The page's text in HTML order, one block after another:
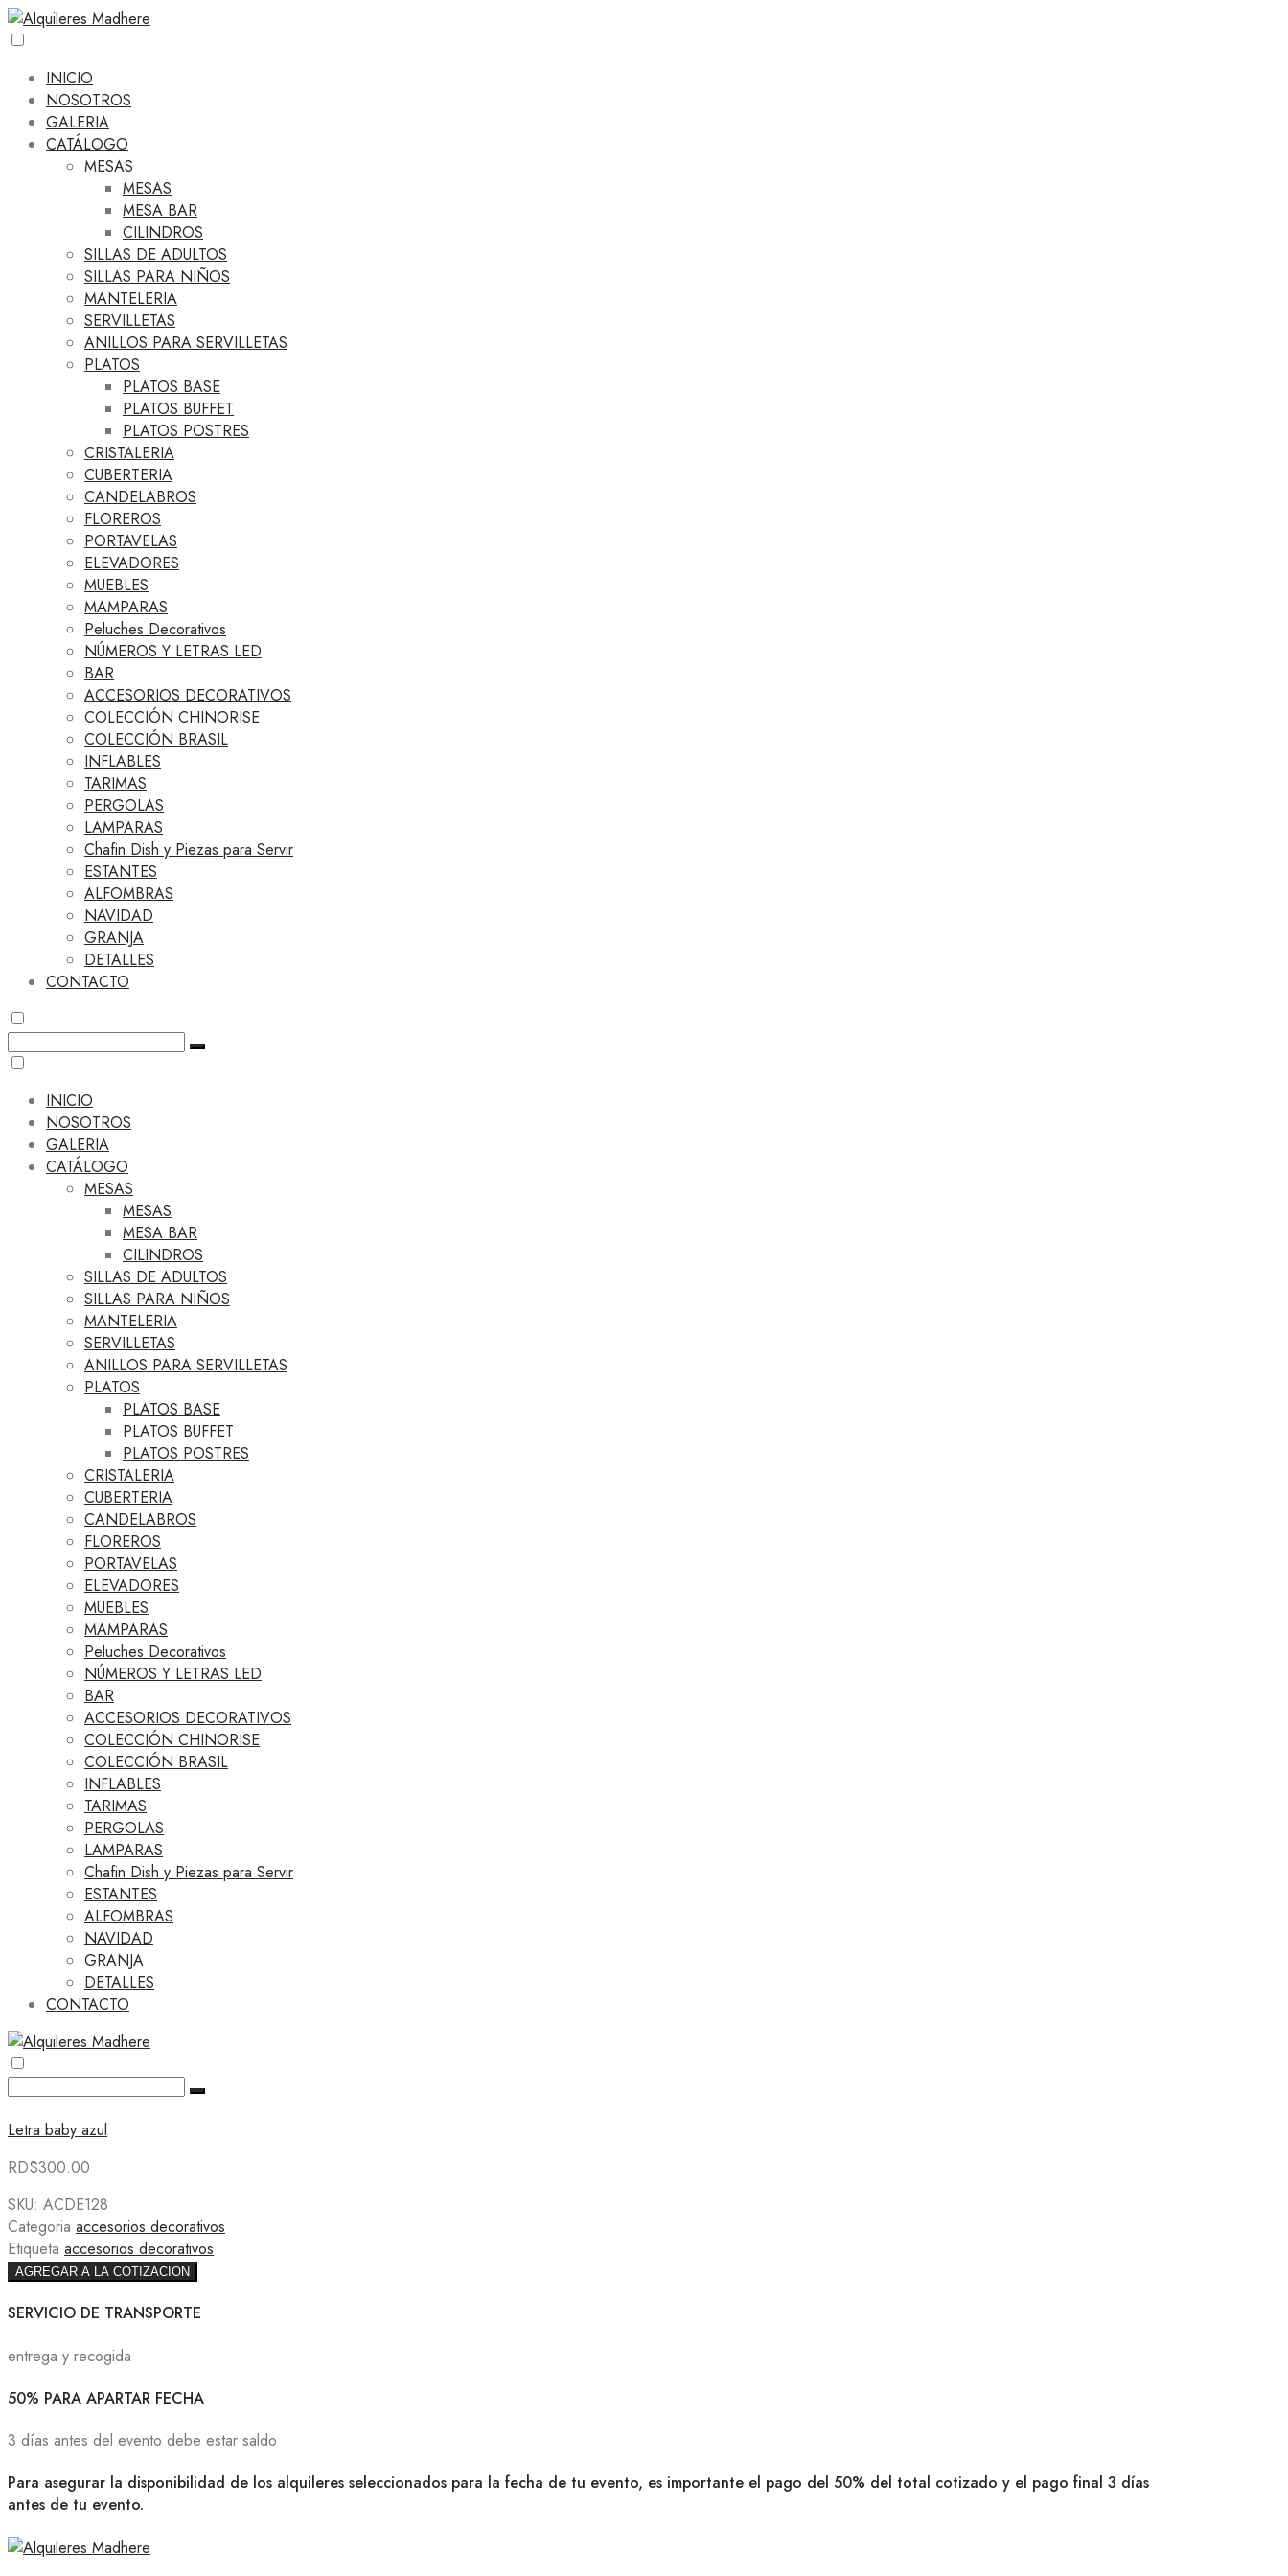
INICIO
NOSOTROS
GALERIA
CATÁLOGO
MESAS
MESAS
MESA BAR
CILINDROS
SILLAS DE ADULTOS
SILLAS PARA NIÑOS
MANTELERIA
SERVILLETAS
ANILLOS PARA SERVILLETAS
PLATOS
PLATOS BASE
PLATOS BUFFET
PLATOS POSTRES
CRISTALERIA
CUBERTERIA
CANDELABROS
FLOREROS
PORTAVELAS
ELEVADORES
MUEBLES
MAMPARAS
Peluches Decorativos
NÚMEROS Y LETRAS LED
BAR
ACCESORIOS DECORATIVOS
COLECCIÓN CHINORISE
COLECCIÓN BRASIL
INFLABLES
TARIMAS
PERGOLAS
LAMPARAS
Chafin Dish y Piezas para Servir
ESTANTES
ALFOMBRAS
NAVIDAD
GRANJA
DETALLES
CONTACTO
INICIO
NOSOTROS
GALERIA
CATÁLOGO
MESAS
MESAS
MESA BAR
CILINDROS
SILLAS DE ADULTOS
SILLAS PARA NIÑOS
MANTELERIA
SERVILLETAS
ANILLOS PARA SERVILLETAS
PLATOS
PLATOS BASE
PLATOS BUFFET
PLATOS POSTRES
CRISTALERIA
CUBERTERIA
CANDELABROS
FLOREROS
PORTAVELAS
ELEVADORES
MUEBLES
MAMPARAS
Peluches Decorativos
NÚMEROS Y LETRAS LED
BAR
ACCESORIOS DECORATIVOS
COLECCIÓN CHINORISE
COLECCIÓN BRASIL
INFLABLES
TARIMAS
PERGOLAS
LAMPARAS
Chafin Dish y Piezas para Servir
ESTANTES
ALFOMBRAS
NAVIDAD
GRANJA
DETALLES
CONTACTO
Letra baby azul
RD$300.00
SKU: ACDE128
Categoria accesorios decorativos
Etiqueta accesorios decorativos
AGREGAR A LA COTIZACION
SERVICIO DE TRANSPORTE
entrega y recogida
50% PARA APARTAR FECHA
3 días antes del evento debe estar saldo
Para asegurar la disponibilidad de los alquileres seleccionados para la fecha de tu evento, es importante el pago del 50% del total cotizado y el pago final 3 días
antes de tu evento.